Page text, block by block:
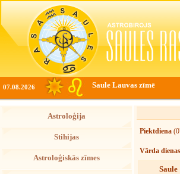
07.08.2026 Saule Lauvas zīmē
Astroloģija
Stihijas
Astroloģiskās zīmes
Piektdiena
Vārda
Saule